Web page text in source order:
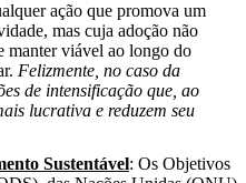
ação que promova um
mas cuja adoção não
manter viável ao longo do
Felizmente, no caso da
de intensificação que, ao
lucrativa e reduzem seu
Sustentável: Os Objetivos